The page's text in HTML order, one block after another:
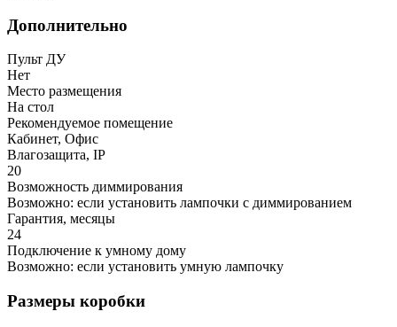
Дополнительно
Пульт ДУ
Нет
Место размещения
На стол
Рекомендуемое помещение
Кабинет, Офис
Влагозащита, IP
20
Возможность диммирования
Возможно: если установить лампочки с диммированием
Гарантия, месяцы
24
Подключение к умному дому
Возможно: если установить умную лампочку
Размеры коробки